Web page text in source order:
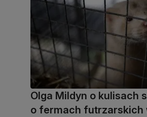
Olga Mildyn o kulisach
o fermach futrzarskich